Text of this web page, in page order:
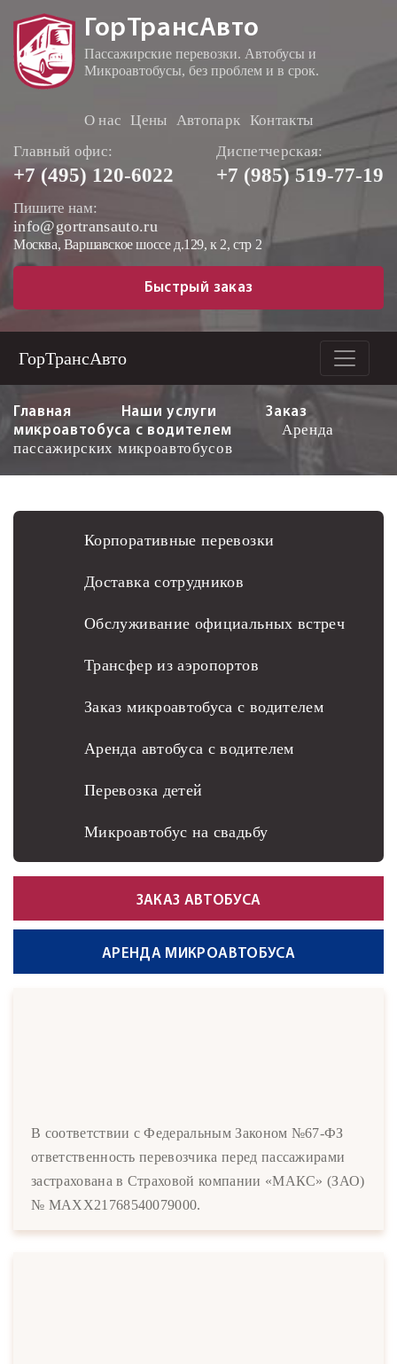
ГорТрансАвто
Пассажирские перевозки. Автобусы и
Микроавтобусы, без проблем и в срок.
О нас Цены Автопарк Контакты
Главный офис:
+7 (495) 120-6022
Диспетчерская:
+7 (985)519-77-19
Пишите нам:
info@gortransauto.ru
Москва, Варшавское шоссе д.129, к 2, стр 2
Быстрый заказ
ГорТрансАвто
Главная Наши услуги
Заказ
микроавтобуса с водителем
Аренда
пассажирских микроавтобусов
Корпоративные перевозки
Доставка сотрудников
Обслуживание официальных встреч
Трансфер из аэропортов
Заказ микроавтобуса с водителем
Аренда автобуса с водителем
Перевозка детей
Микроавтобус на свадьбу
ЗАКАЗ АВТОБУСА
АРЕНДА МИКРОАВТОБУСА
В соответствии с Федеральным Законом №67-ФЗ
ответственность перевозчика перед пассажирами
застрахована в Страховой компании «МАКС» (ЗАО)
№ MAXX21768540079000.